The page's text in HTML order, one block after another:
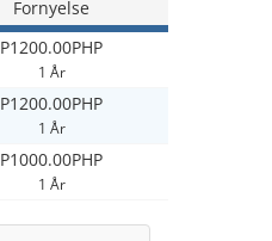
Fornyelse
P1200.00PHP
1 År
P1200.00PHP
1 År
P1000.00PHP
1 År